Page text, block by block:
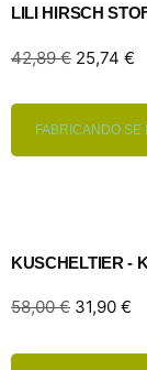
LILI HIRSCH
42,89€ 25,74 €
FABRICANDO
KUSCHELTIER -
58,00€ 31,90 €